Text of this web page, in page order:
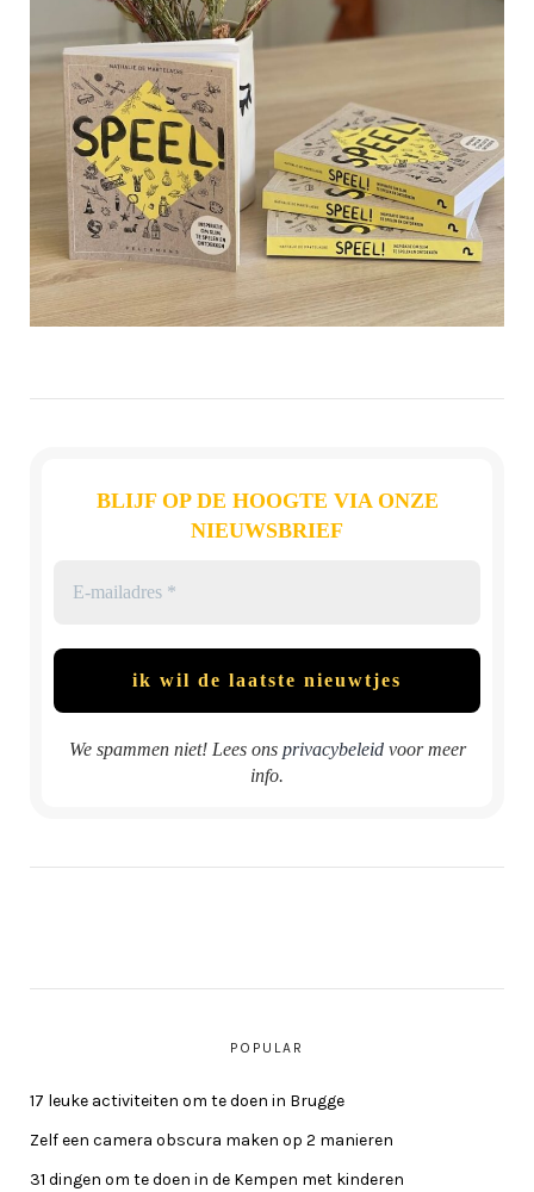
BLIJF OP DE HOOGTE VIA ONZE
NIEUWSBRIEF
We spammen niet! Lees ons privacybeleidvoor meer
info.
POPULAR
17 leuke activiteiten om te doen in Brugge
Zelf een camera obscura maken op 2 manieren
31 dingen om te doen in de Kempen met kinderen